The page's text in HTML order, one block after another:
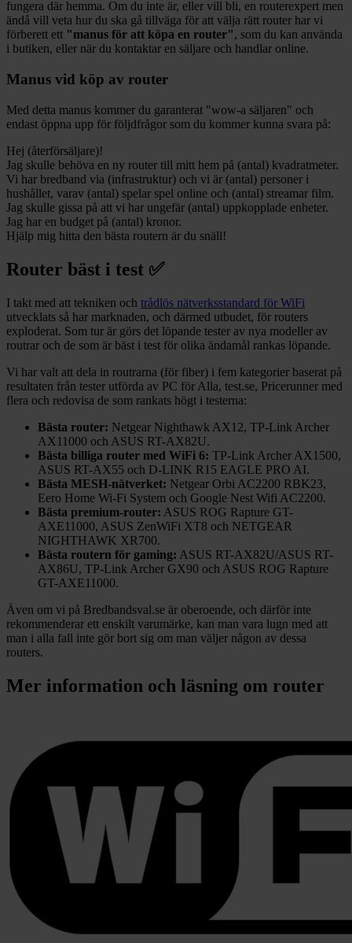
fungera där hemma. Om du inte är, eller vill bli, en routerexpert men
ändå vill veta hur du ska gå tillväga för att välja rätt router har vi
förberett ett "manus för att köpa en router", som du kan använda
i butiken, eller när du kontaktar en säljare och handlar online.
Manus vid köp av router
Med detta manus kommer du garanterat "wow-a säljaren" och
endast öppna upp för följdfrågor som du kommer kunna svara på:
Hej (återförsäljare)!
Jag skulle behöva en ny router till mitt hem på (antal) kvadratmeter.
Vi har bredband via (infrastruktur) och vi är (antal) personer i
hushållet, varav (antal) spelar spel online och (antal) streamar film.
Jag skulle gissa på att vi har ungefär (antal) uppkopplade enheter.
Jag har en budget på (antal) kronor.
Hjälp mig hitta den bästa routern är du snäll!
Router bäst i test ✅
I takt med att tekniken och trådlös nätverksstandard för WiFi
utvecklats så har marknaden, och därmed utbudet, för routers
exploderat. Som tur är görs det löpande tester av nya modeller av
routrar och de som är bäst i test för olika ändamål rankas löpande.
Vi har valt att dela in routrarna (för fiber) i fem kategorier baserat på
resultaten från tester utförda av PC för Alla, test.se, Pricerunner med
flera och redovisa de som rankats högt i testerna:
Bästa router: Netgear Nighthawk AX12, TP-Link Archer
AX11000 och ASUS RT-AX82U.
Bästa billiga router med WiFi 6: TP-Link Archer AX1500,
ASUS RT-AX55 och D-LINK R15 EAGLE PRO AI.
Bästa MESH-nätverket: Netgear Orbi AC2200 RBK23,
Eero Home Wi-Fi System och Google Nest Wifi AC2200.
Bästa premium-router: ASUS ROG Rapture GT-
AXE11000, ASUS ZenWiFi XT8 och NETGEAR
NIGHTHAWK XR700.
Bästa routern för gaming: ASUS RT-AX82U/ASUS RT-
AX86U, TP-Link Archer GX90 och ASUS ROG Rapture
GT-AXE11000.
Även om vi på Bredbandsval.se är oberoende, och därför inte
rekommenderar ett enskilt varumärke, kan man vara lugn med att
man i alla fall inte gör bort sig om man väljer någon av dessa
routers.
Mer information och läsning om router